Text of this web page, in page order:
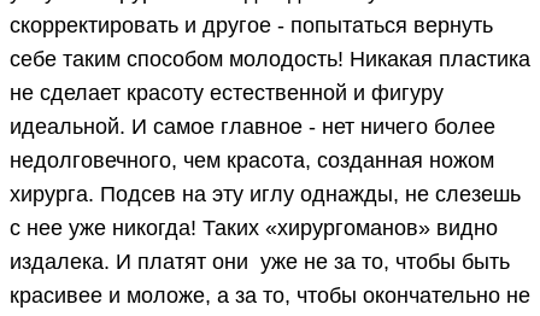
скорректировать и другое - попытаться вернуть
себе таким способом молодость! Никакая пластика
не сделает красоту естественной и фигуру
идеальной. И самое главное - нет ничего более
недолговечного, чем красота, созданная ножом
хирурга. Подсев на эту иглу однажды, не слезешь
с нее уже никогда! Таких «хирургоманов» видно
издалека. И платят они уже не за то, чтобы быть
красивее и моложе, а за то, чтобы окончательно не